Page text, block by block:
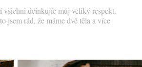
všichni účinkujíc můj veliký respekt.
jsem rád, že máme dvě těla a více